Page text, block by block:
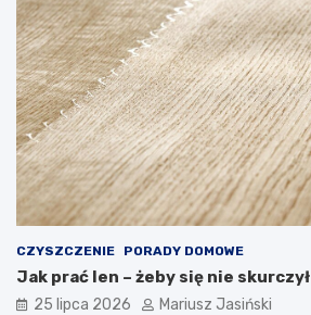
CZYSZCZENIE PORADY DOMOWE
Jak prać len – żeby się nie skurczył
25 lipca 2026 Mariusz Jasiński